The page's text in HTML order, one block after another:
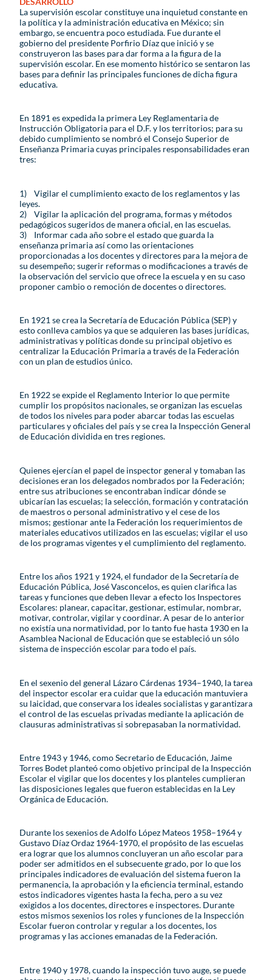
La supervisión escolar constituye una inquietud constante en
la política y la administración educativa en México; sin
embargo, se encuentra poco estudiada. Fue durante el
gobierno del presidente Porfirio Díaz que inició y se
construyeron las bases para dar forma a la figura de la
supervisión escolar. En ese momento histórico se sentaron las
bases para definir las principales funciones de dicha figura
educativa.
En 1891 es expedida la primera Ley Reglamentaria de
Instrucción Obligatoria para el D.F. y los territorios; para su
debido cumplimiento se nombró el Consejo Superior de
Enseñanza Primaria cuyas principales responsabilidades eran
tres:
1) Vigilar el cumplimiento exacto de los reglamentos y las
leyes.
2) Vigilar la aplicación del programa, formas y métodos
pedagógicos sugeridos de manera oficial, en las escuelas.
3) Informar cada año sobre el estado que guarda la
enseñanza primaria así como las orientaciones
proporcionadas a los docentes y directores para la mejora de
su desempeño; sugerir reformas o modificaciones a través de
la observación del servicio que ofrece la escuela y en su caso
proponer cambio o remoción de docentes o directores.
En 1921 se crea la Secretaría de Educación Pública (SEP) y
esto conlleva cambios ya que se adquieren las bases jurídicas,
administrativas y políticas donde su principal objetivo es
centralizar la Educación Primaria a través de la Federación
con un plan de estudios único.
En 1922 se expide el Reglamento Interior lo que permite
cumplir los propósitos nacionales, se organizan las escuelas
de todos los niveles para poder abarcar todas las escuelas
particulares y oficiales del país y se crea la Inspección General
de Educación dividida en tres regiones.
Quienes ejercían el papel de inspector general y tomaban las
decisiones eran los delegados nombrados por la Federación;
entre sus atribuciones se encontraban indicar dónde se
ubicarían las escuelas; la selección, formación y contratación
de maestros o personal administrativo y el cese de los
mismos; gestionar ante la Federación los requerimientos de
materiales educativos utilizados en las escuelas; vigilar el uso
de los programas vigentes y el cumplimiento del reglamento.
Entre los años 1921 y 1924, el fundador de la Secretaría de
Educación Pública, José Vasconcelos, es quien clarifica las
tareas y funciones que deben llevar a efecto los Inspectores
Escolares: planear, capacitar, gestionar, estimular, nombrar,
motivar, controlar, vigilar y coordinar. A pesar de lo anterior
no existía una normatividad, por lo tanto fue hasta 1930 en la
Asamblea Nacional de Educación que se estableció un sólo
sistema de inspección escolar para todo el país.
En el sexenio del general Lázaro Cárdenas 1934–1940, la tarea
del inspector escolar era cuidar que la educación mantuviera
su laicidad, que conservara los ideales socialistas y garantizara
el control de las escuelas privadas mediante la aplicación de
clausuras administrativas si sobrepasaban la normatividad.
Entre 1943 y 1946, como Secretario de Educación, Jaime
Torres Bodet planteó como objetivo principal de la Inspección
Escolar el vigilar que los docentes y los planteles cumplieran
las disposiciones legales que fueron establecidas en la Ley
Orgánica de Educación.
Durante los sexenios de Adolfo López Mateos 1958–1964 y
Gustavo Díaz Ordaz 1964-1970, el propósito de las escuelas
era lograr que los alumnos concluyeran un año escolar para
poder ser admitidos en el subsecuente grado, por lo que los
principales indicadores de evaluación del sistema fueron la
permanencia, la aprobación y la eficiencia terminal, estando
estos indicadores vigentes hasta la fecha, pero a su vez
exigidos a los docentes, directores e inspectores. Durante
estos mismos sexenios los roles y funciones de la Inspección
Escolar fueron controlar y regular a los docentes, los
programas y las acciones emanadas de la Federación.
Entre 1940 y 1978, cuando la inspección tuvo auge, se puede